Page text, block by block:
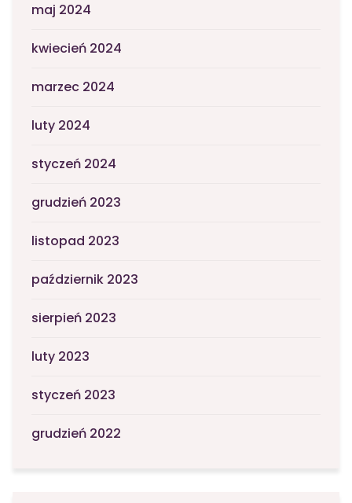
maj 2024
kwiecień 2024
marzec 2024
luty 2024
styczeń 2024
grudzień 2023
listopad 2023
październik 2023
sierpień 2023
luty 2023
styczeń 2023
grudzień 2022